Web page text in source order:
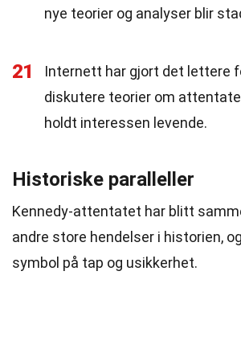
nye teorier og analyser blir
21
Internett har gjort det lettere
diskutere teorier om
holdt interessen levende.
Historiske paralleller
Kennedy-attentatet har blitt
andre store hendelser i historien,
symbol på tap og usikkerhet.